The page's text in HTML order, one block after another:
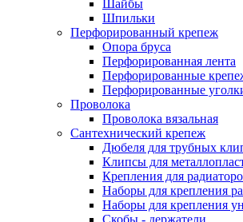
Шайбы
Шпильки
Перфорированный крепеж
Опора бруса
Перфорированная лента
Перфорированные
Перфорированные
Проволока
Проволока вязальная
Сантехнический крепеж
Дюбеля для трубных
Клипсы для
Крепления для
Наборы для крепления
Наборы для крепления
Скобы - держатели